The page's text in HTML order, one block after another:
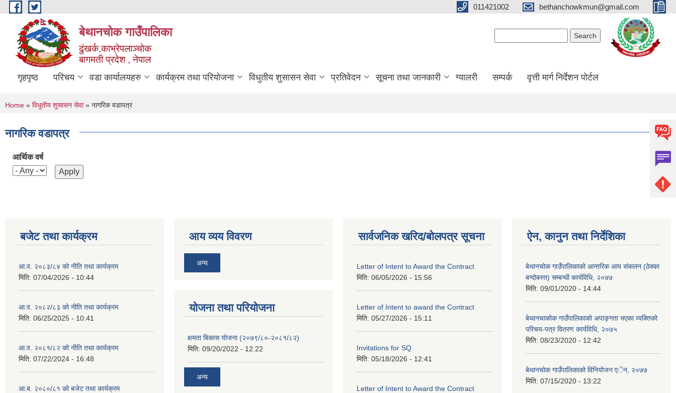
Skip to main content 011421002 bethanchowkmun@gmail.com
बेथानचोक गाउँपालिका
ढुंखर्क,काभ्रेपलाञ्चाेक
बागमती प्रदेश , नेपाल
गृहपृष्ठ परिचय वडा कार्यालयहरु कार्यक्रम तथा परियोजना विधुतीय शुसासन सेवा प्रतिवेदन सूचना तथा जानकारी ग्यालरी सम्पर्क वृत्ती मार्ग निर्देशन पोर्टल
You are here
Home » विधुतीय शुसासन सेवा» नागरिक वडापत्र
नागरिक वडापत्र
आर्थिक वर्ष
बजेट तथा कार्यक्रम
आ.व. २०८३/८४ को नीति तथा कार्यक्रम
मिति: 07/04/2026 - 10:44
आ.व. २०८२/८३ को नीति तथा कार्यक्रम
मिति: 06/25/2025 - 10:41
आ.व. २०८१/८२ को नीति तथा कार्यक्रम
मिति: 07/22/2024 - 16:48
आ.ब. २०८०/८१ को बजेट तथा कार्यक्रम
आय व्यय विवरण
अन्य
याेजना तथा परियाेजना
क्षमता बिकास योजना (२०७९/८०-२०८१/८२)
मिति: 09/20/2022 - 12:22
अन्य
सार्वजनिक खरिद/बोलपत्र सूचना
Letter of Intent to Award the Contract
मिति: 06/05/2026 - 15:56
Letter of Intent to award the Contract
मिति: 05/27/2026 - 15:11
Invitations for SQ
मिति: 05/18/2026 - 12:41
Letter of Intent to Award the Contract
ऐन, कानुन तथा निर्देशिका
बेथानचोक गाउँपालिकाको आन्तरिक आय संकलन (ठेक्का
बन्दोबस्त) सम्बन्धी कार्यविधि, २०७७
मिति: 09/01/2020 - 14:44
बेथानचाकोक गाउँपालिकाको अपाङ्गता भएका व्यक्तिको
परिचय-पत्र वितरण कार्यविधि, २०७५
मिति: 08/23/2020 - 12:42
बेथानचोक गाउँपालिकाको विनियोजन एेन, २०७७
मिति: 07/15/2020 - 13:22